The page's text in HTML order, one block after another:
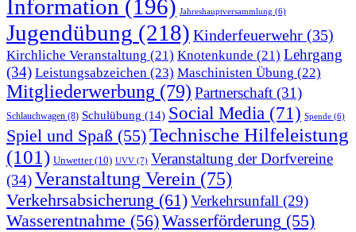
Information (196) Jahreshauptversammlung (6)
Jugendübung (218) Kinderfeuerwehr (35)
Kirchliche Veranstaltung (21) Knotenkunde (21) Lehrgang
(34) Leistungsabzeichen (23) Maschinisten Übung (22)
Mitgliederwerbung (79) Partnerschaft (31)
Schlauchwagen (8) Schulübung (14) Social Media (71) Spende (6)
Spiel und Spaß (55)Technische Hilfeleistung
(101) Unwetter(10) UVV (7) Veranstaltung der Dorfvereine
(34)Veranstaltung Verein (75)
Verkehrsabsicherung (61)Verkehrsunfall (29)
Wasserentnahme (56)Wasserförderung (55)